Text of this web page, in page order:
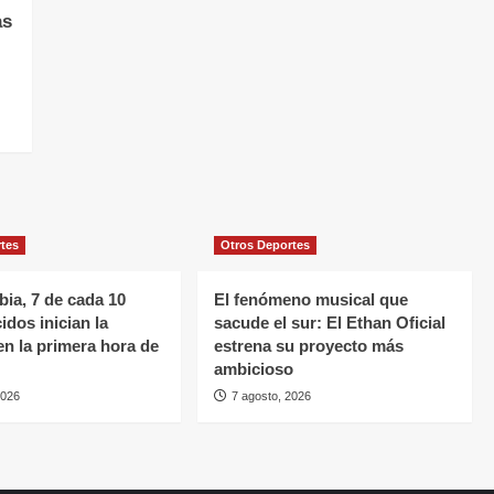
7 de cada 10
inician la
la primera hora de
Otros Deportes
El fenómeno musical que
sacude el sur: El Ethan Oficial
estrena su proyecto más
ambicioso
7 agosto, 2026